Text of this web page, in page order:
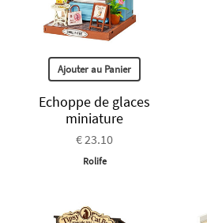
Ajouter au Panier
Echoppe de glaces
miniature
€ 23.10
Rolife